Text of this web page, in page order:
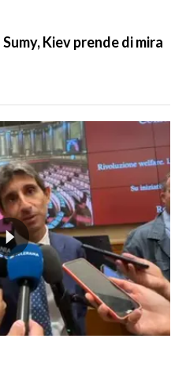
Kiev prende di mira